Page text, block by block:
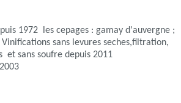
1972 les cepages : gamay d'auvergne ;
sans levures seches,filtration,
et sans soufre depuis 2011